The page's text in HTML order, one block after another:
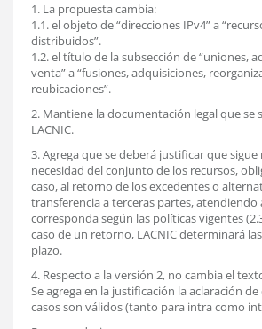
1. La propuesta cambia:
1.1. el objeto de “direcciones IPv4” a
distribuidos”.
1.2. el título de la subsección de “uniones,
venta” a “fusiones, adquisiciones,
reubicaciones”.
2. Mantiene la documentación legal que se
LACNIC.
3. Agrega que se deberá justificar que
necesidad del conjunto de los recursos,
caso, al retorno de los excedentes o
transferencia a terceras partes, atendiendo
corresponda según las políticas vigentes
caso de un retorno, LACNIC determinará
plazo.
4. Respecto a la versión 2, no cambia el
Se agrega en la justificación la aclaración
casos son válidos (tanto para intra como